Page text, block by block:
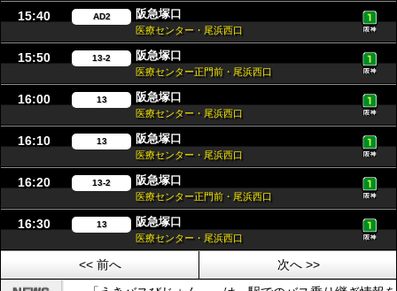
15:40 AD2 阪急塚口
医療センター・尾浜西口
15:50 13-2 阪急塚口
医療センター正門前・尾浜西口
16:00 13 阪急塚口
医療センター・尾浜西口
16:10 13 阪急塚口
医療センター・尾浜西口
16:20 13-2 阪急塚口
医療センター正門前・尾浜西口
16:30 13 阪急塚口
医療センター・尾浜西口
<< 前へ
次へ >>